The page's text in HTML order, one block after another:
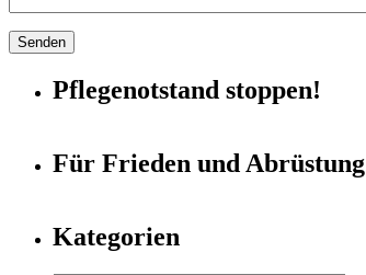
Pflegenotstand stoppen!
Für Frieden und Abrüstung
Kategorien